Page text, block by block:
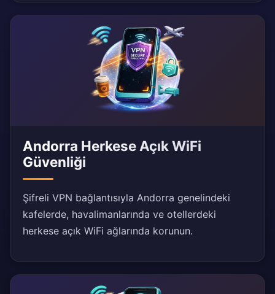
Andorra Herkese Açık WiFi
Güvenliği
Şifreli VPN bağlantısıyla Andorra genelindeki
kafelerde, havalimanlarında ve otellerdeki
herkese açık WiFi ağlarında korunun.